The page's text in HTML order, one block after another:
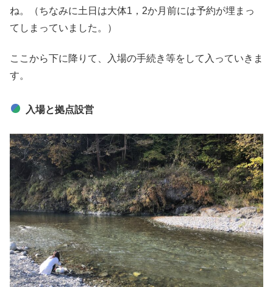
ね。（ちなみに土日は大体1，2か月前には予約が埋まっ
てしまっていました。）
ここから下に降りて、入場の手続き等をして入っていきま
す。
入場と拠点設営